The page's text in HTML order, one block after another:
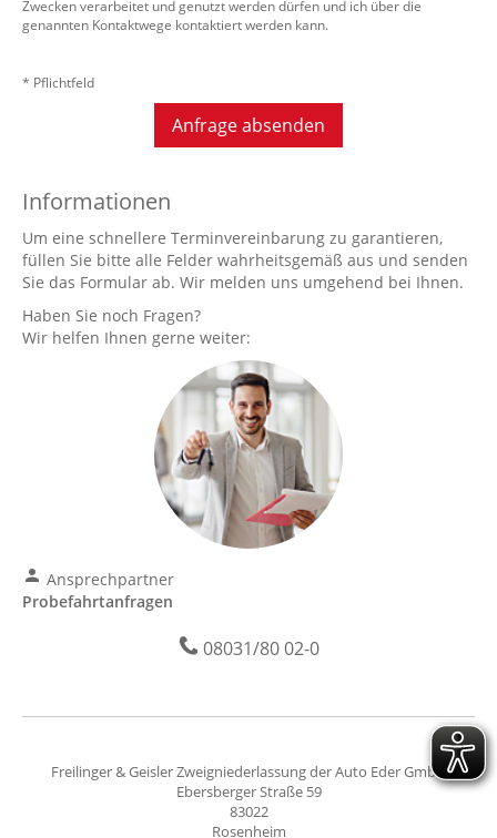
Zwecken verarbeitet und genutzt werden dürfen und ich über die
genannten Kontaktwege kontaktiert werden kann.
* Pflichtfeld
Anfrage absenden
Informationen
Um eine schnellere Terminvereinbarung zu garantieren,
füllen Sie bitte alle Felder wahrheitsgemäß aus und senden
Sie das Formular ab. Wir melden uns umgehend bei Ihnen.
Haben Sie noch Fragen?
Wir helfen Ihnen gerne weiter:
Ansprechpartner
Probefahrtanfragen
08031/80 02-0
Freilinger & Geisler Zweigniederlassung der Auto Eder GmbH
Ebersberger Straße 59
83022
Rosenheim